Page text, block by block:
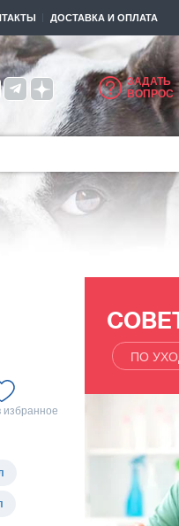
ДОСТАВКА И ОПЛАТА
ЗАДАТЬ
ВОПРОС
избранное
ПО